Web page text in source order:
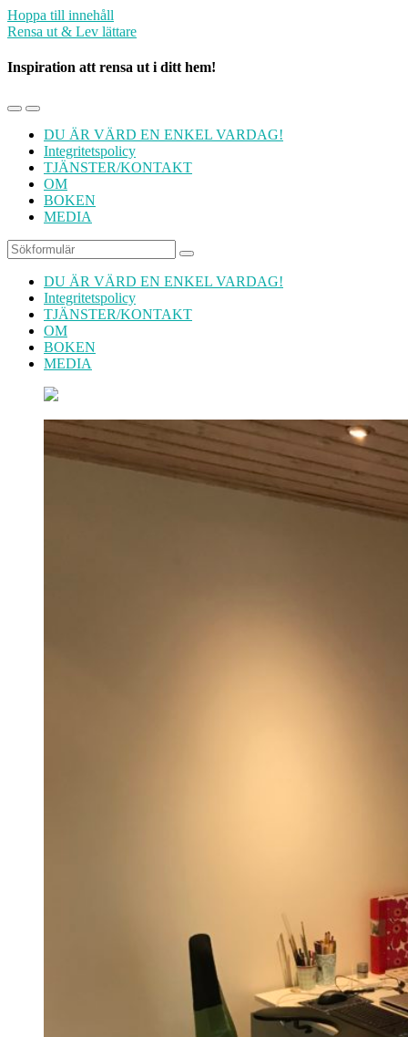
Hoppa till innehåll
Rensa ut & Lev lättare
Inspiration att rensa ut i ditt hem!
Slå
mobilmenyn
Slå
på/av
sökfältet
DU ÄR VÄRD EN ENKEL VARDAG!
Integritetspolicy
TJÄNSTER/KONTAKT
OM
BOKEN
MEDIA
Sök
DU ÄR VÄRD EN ENKEL VARDAG!
Integritetspolicy
TJÄNSTER/KONTAKT
OM
BOKEN
MEDIA